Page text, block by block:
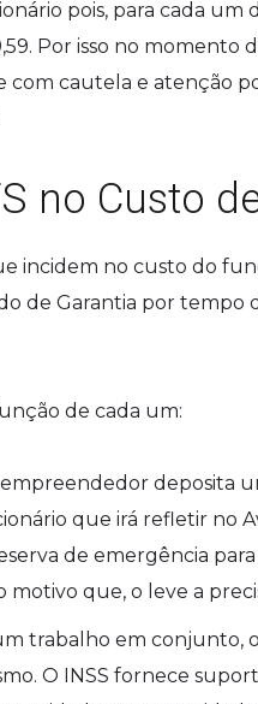
pois, para cada
Por isso no
cautela e atenção
no Custo
incidem no custo do
de Garantia por tempo
de cada um:
empreendedor deposita
que irá refletir no
de emergência
que, o leve a
trabalho em
O INSS fornece